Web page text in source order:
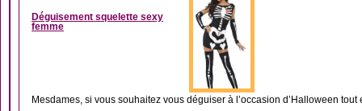
Déguisement squelette sexy
femme
Mesdames, si vous souhaitez vous déguiser à l’occasion d’Halloween tout